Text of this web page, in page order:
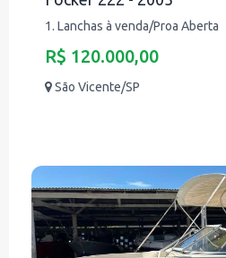
1. Lanchas à venda/Proa Aberta
R$ 120.000,00
São Vicente/SP